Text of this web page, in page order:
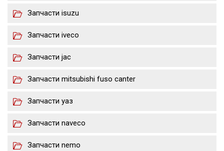
Запчасти isuzu
Запчасти iveco
Запчасти jac
Запчасти mitsubishi fuso canter
Запчасти уаз
Запчасти naveco
Запчасти nemo